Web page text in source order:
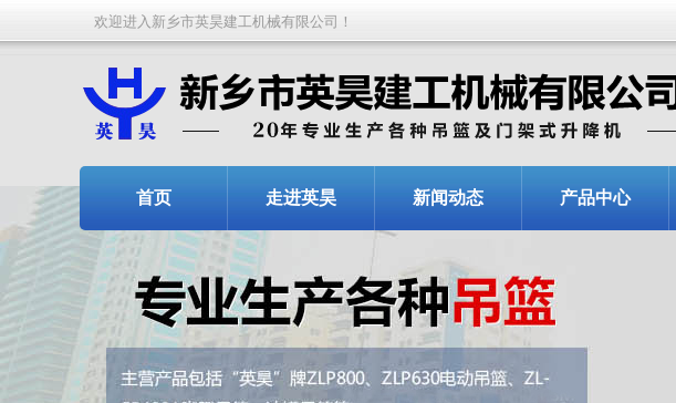
欢迎进入新乡市英昊建工机械有限公司！
首页 走进英昊 新闻动态 产品中心